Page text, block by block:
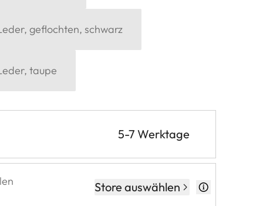
geflochten, schwarz
taupe
5-7 Werktage
Store auswählen